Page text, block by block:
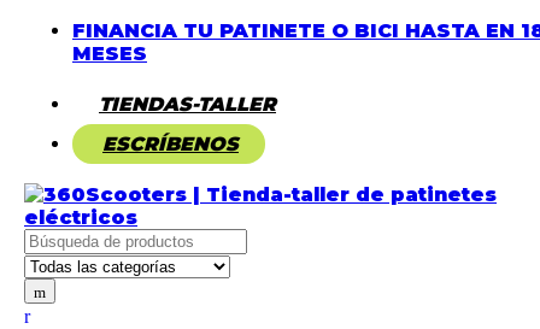
FINANCIA TU PATINETE O BICI HASTA EN
MESES
TIENDAS-TALLER
ESCRÍBENOS